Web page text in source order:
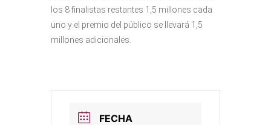
los 8 finalistas restantes 1,5 millones cada
uno y el premio del público se llevará 1,5
millones adicionales.
FECHA